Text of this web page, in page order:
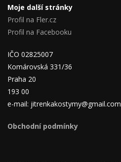
Moje další stránky
Profil na Fler.cz
Profil na Facebooku
IČO 02825007
Komárovská 331/36
Praha 20
193 00
e-mail: jitrenkakostymy@gmail.com
Obchodní podmínky